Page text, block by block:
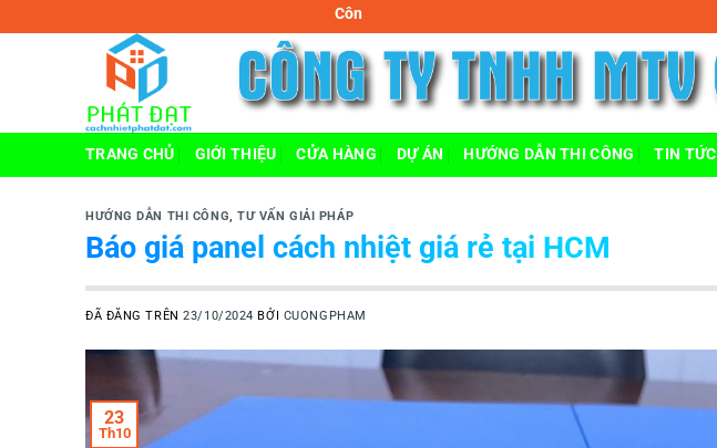
đến
Công ty TNHH MTV cách nhiệt Phát Đạt
TRANG CHỦ GIỚI THIỆU CỬA HÀNG DỰ ÁN HƯỚNG DẪN THI CÔNG TIN TỨC
HƯỚNG DẪN THI CÔNG,TƯ VẤN GIẢI PHÁP
Báo giá panel cách nhiệt giá rẻ tại HCM
ĐÃ ĐĂNG TRÊN23/10/2024 BỞI CUONGPHAM
23
Th10